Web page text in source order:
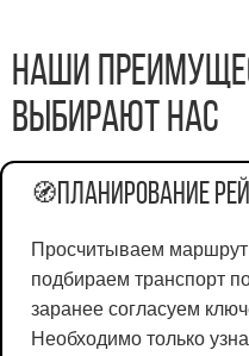
Наши
выбирают нас
🧭Планирование
Просчитываем
подбираем транспорт
заранее согласуем
Необходимо только